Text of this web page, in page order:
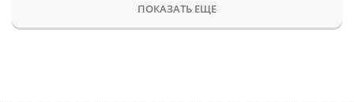
ПОКАЗАТЬ ЕЩЕ